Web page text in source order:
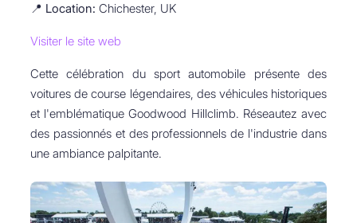
📍 Location: Chichester, UK
Visiter le site web
Cette célébration du sport automobile présente des
voitures de course légendaires, des véhicules historiques
et l'emblématique Goodwood Hillclimb. Réseautez avec
des passionnés et des professionnels de l'industrie dans
une ambiance palpitante.